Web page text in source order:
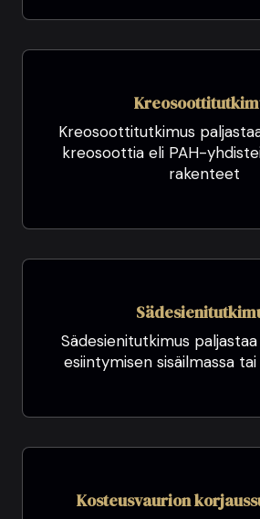
Kreosoottitutkimus
kreosoottia eli PAH-
rakenteet
Sädesienitutkimus
esiintymisen sisäilmassa
Kosteusvaurion